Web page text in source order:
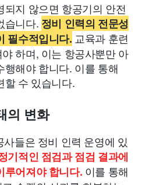
지 않으면 항공기의 안전
습니다. 정비 인력의 전문성
필수적입니다. 교육과 훈련
하며, 이는 항공사뿐만 아
행해야 합니다. 이를 통해
할 수 있습니다.
의 변화
들은 정비 인력 운영에 있
기적인 점검과 점검 결과에
루어져야 합니다. 이를 통해